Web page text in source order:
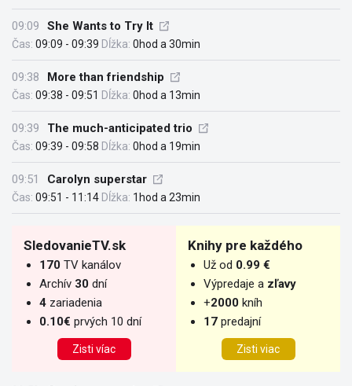
09:09 She Wants to Try It
Čas: 09:09 - 09:39 Dĺžka: 0hod a 30min
09:38 More than friendship
Čas: 09:38 - 09:51 Dĺžka: 0hod a 13min
09:39 The much-anticipated trio
Čas: 09:39 - 09:58 Dĺžka: 0hod a 19min
09:51 Carolyn superstar
Čas: 09:51 - 11:14 Dĺžka: 1hod a 23min
SledovanieTV.sk
170 TV kanálov
Archív 30 dní
4 zariadenia
0.10€ prvých 10 dní
Zisti víac
Knihy pre každého
Už od 0.99 €
Výpredaje a zľavy
+2000 kníh
17 predajní
Zisti viac